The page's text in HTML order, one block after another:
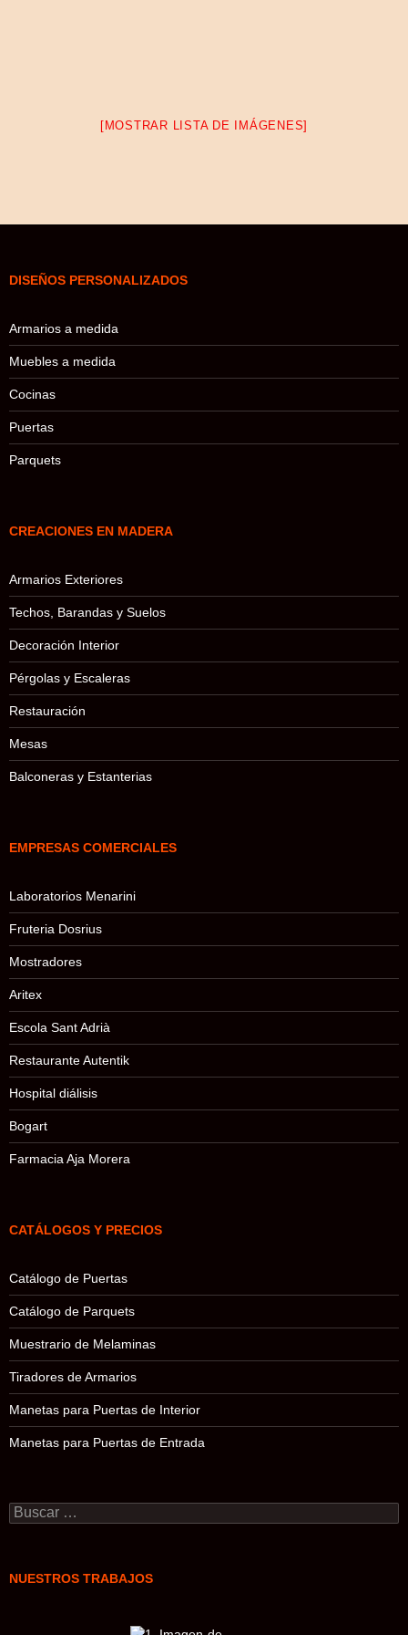
[MOSTRAR LISTA DE IMÁGENES]
DISEÑOS PERSONALIZADOS
Armarios a medida
Muebles a medida
Cocinas
Puertas
Parquets
CREACIONES EN MADERA
Armarios Exteriores
Techos, Barandas y Suelos
Decoración Interior
Pérgolas y Escaleras
Restauración
Mesas
Balconeras y Estanterias
EMPRESAS COMERCIALES
Laboratorios Menarini
Fruteria Dosrius
Mostradores
Aritex
Escola Sant Adrià
Restaurante Autentik
Hospital diálisis
Bogart
Farmacia Aja Morera
CATÁLOGOS Y PRECIOS
Catálogo de Puertas
Catálogo de Parquets
Muestrario de Melaminas
Tiradores de Armarios
Manetas para Puertas de Interior
Manetas para Puertas de Entrada
Buscar:
NUESTROS TRABAJOS